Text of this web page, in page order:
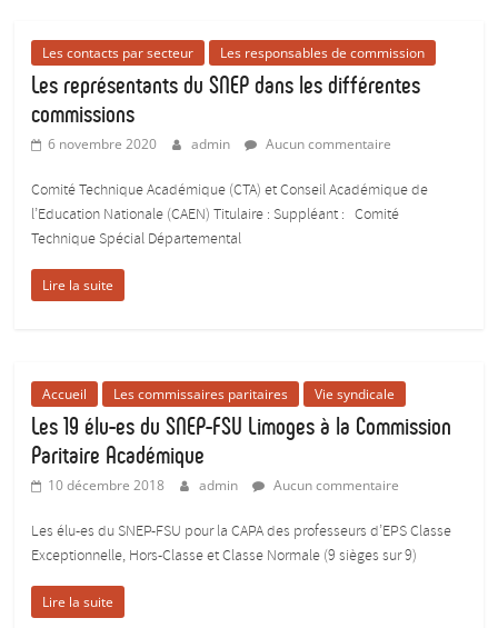
du
corps
aux
études
Les contacts par secteur Les responsables de commission
Les représentants du SNEP dans les différentes
commissions
6 novembre 2020 admin Aucun commentaire
Comité Technique Académique (CTA) et Conseil Académique de
l’Education Nationale (CAEN) Titulaire : Suppléant : Comité
Technique Spécial Départemental
Lire la suite
Accueil Les commissaires paritaires Vie syndicale
Les 19 élu-es du SNEP-FSU Limoges à la Commission
Paritaire Académique
10 décembre 2018 admin Aucun commentaire
Les élu-es du SNEP-FSU pour la CAPA des professeurs d’EPS Classe
Exceptionnelle, Hors-Classe et Classe Normale (9 sièges sur 9)
Lire la suite